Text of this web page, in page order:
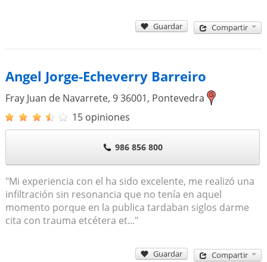
Guardar Compartir
Angel Jorge-Echeverry Barreiro
Fray Juan de Navarrete, 936001, Pontevedra
15 opiniones
986 856 800
"Mi experiencia con el ha sido excelente, me realizó una
infiltración sin resonancia que no tenía en aquel
momento porque en la publica tardaban siglos darme
cita con trauma etcétera et..."
Guardar Compartir